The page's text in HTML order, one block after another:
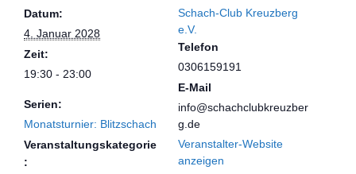
Datum:
4. Januar 2028
Zeit:
19:30 - 23:00
Serien:
Monatsturnier: Blitzschach
Veranstaltungskategorie
:
Schach-Club Kreuzberg
e.V.
Telefon
0306159191
E-Mail
info@schachclubkreuzber
g.de
Veranstalter-Website
anzeigen